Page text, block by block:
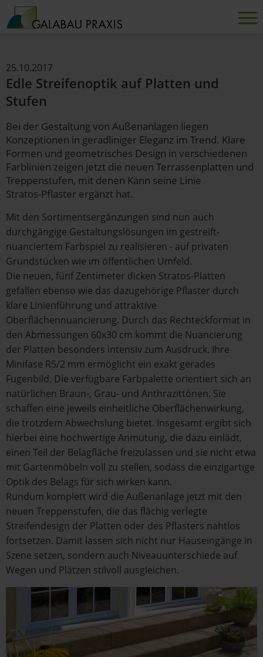
25.10.2017
Edle Streifenoptik auf Platten und
Stufen
Bei der Gestaltung von Außenanlagen liegen
Konzeptionen in geradliniger Eleganz im Trend. Klare
Formen und geometrisches Design in verschiedenen
Farblinien zeigen jetzt die neuen Terrassenplatten und
Treppenstufen, mit denen Kann seine Linie
Stratos-Pflaster ergänzt hat.
Mit den Sortimentsergänzungen sind nun auch
durchgängige Gestaltungslösungen im gestreift-
nuanciertem Farbspiel zu realisieren - auf privaten
Grundstücken wie im öffentlichen Umfeld.
Die neuen, fünf Zentimeter dicken Stratos-Platten
gefallen ebenso wie das dazugehörige Pflaster durch
klare Linienführung und attraktive
Oberflächennuancierung. Durch das Rechteckformat in
den Abmessungen 60x30 cm kommt die Nuancierung
der Platten besonders intensiv zum Ausdruck. Ihre
Minifase R5/2 mm ermöglicht ein exakt gerades
Fugenbild. Die verfügbare Farbpalette orientiert sich an
natürlichen Braun-, Grau- und Anthrazittönen. Sie
schaffen eine jeweils einheitliche Oberflächenwirkung,
die trotzdem Abwechslung bietet. Insgesamt ergibt sich
hierbei eine hochwertige Anmutung, die dazu einlädt,
einen Teil der Belagfläche freizulassen und sie nicht etwa
mit Gartenmöbeln voll zu stellen, sodass die einzigartige
Optik des Belags für sich wirken kann.
Rundum komplett wird die Außenanlage jetzt mit den
neuen Treppenstufen, die das flächig verlegte
Streifendesign der Platten oder des Pflasters nahtlos
fortsetzen. Damit lassen sich nicht nur Hauseingänge in
Szene setzen, sondern auch Niveauunterschiede auf
Wegen und Plätzen stilvoll ausgleichen.